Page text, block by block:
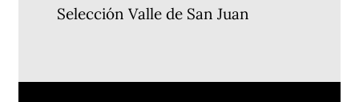
Selección Valle de San Juan